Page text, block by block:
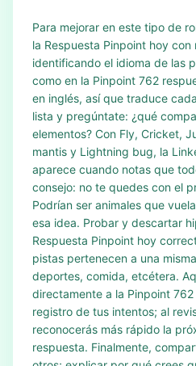
Para mejorar en este tipo de
la Respuesta Pinpoint hoy
identificando el idioma de las
como en la Pinpoint 762
en inglés, así que traduce
lista y pregúntate: ¿qué
elementos? Con Fly, Cricket,
mantis y Lightning bug, la
aparece cuando notas que
consejo: no te quedes con el
Podrían ser animales que
esa idea. Probar y descartar
Respuesta Pinpoint hoy
pistas pertenecen a una
deportes, comida, etcétera.
directamente a la Pinpoint
registro de tus intentos; al
reconocerás más rápido la
respuesta. Finalmente,